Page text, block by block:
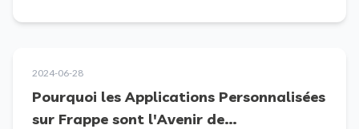
2024-06-28
Pourquoi les Applications Personnalisées
sur Frappe sont l'Avenir de